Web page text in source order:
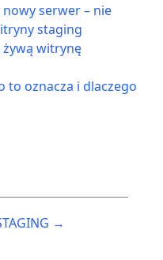
serwer – nie
staging
witrynę
to oznacza i dlaczego
→